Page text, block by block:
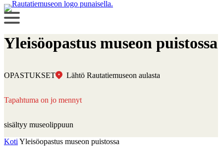
Yleisöopastus museon puistossa
OPASTUKSET Lähtö Rautatiemuseon aulasta
Tapahtuma on jo mennyt
sisältyy museolippuun
Koti Yleisöopastus museon puistossa